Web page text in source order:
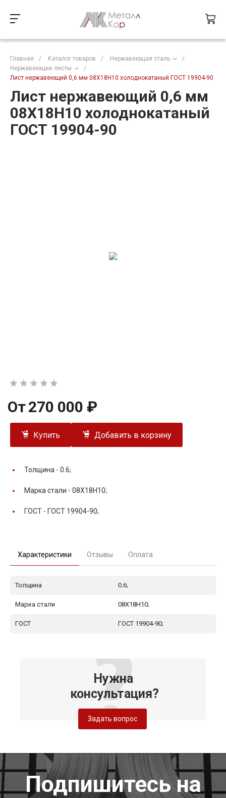
Главная / Каталог товаров / Нержавеющая сталь
/
Нержавеющие листы
/
Лист нержавеющий 0,6 мм 08Х18Н10 холоднокатаный ГОСТ 19904-90
Лист нержавеющий 0,6 мм
08Х18Н10 холоднокатаный
ГОСТ 19904-90
От270 000 ₽
Купить Добавить в корзину
Толщина - 0.6;
Марка стали - 08Х18Н10;
ГОСТ - ГОСТ 19904-90;
Характеристики Отзывы Оплата
Толщина 0.6;
Марка стали 08Х18Н10;
ГОСТ ГОСТ 19904-90;
Нужна
консультация?
Задать вопрос
Подпишитесь на